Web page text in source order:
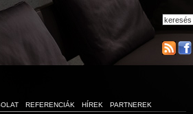
REFERENCIÁK HÍREK PARTNEREK